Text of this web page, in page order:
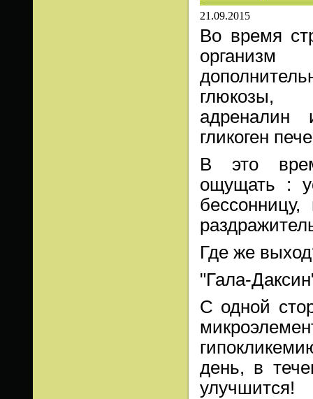
21.09.2015
Во время
глюкозы,
адреналин
гликоген
В это
ощущать :
Где же
"Гала-
С одной
день, в
улучшится!